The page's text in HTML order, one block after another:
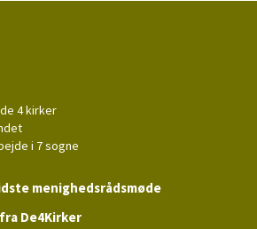
4 kirker
i 7 sogne
menighedsrådsmøde
De4Kirker